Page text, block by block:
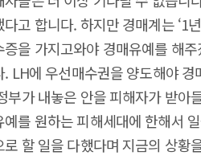
다고 합니다. 하지만 경매계는 ‘1
증을 가지고와야 경매유예를 해
. LH에 우선매수권을 양도해야
부가 내놓은 안을 피해자가 받아
예를 원하는 피해세대에 한해서
로 할 일을 다했다며 지금의 상황